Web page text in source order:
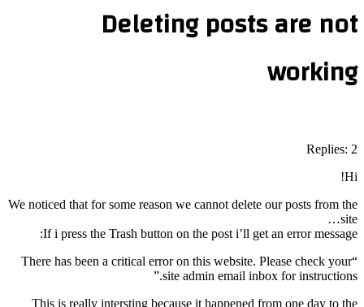
Deleting posts are not
working
Replies: 2
Hi!
We noticed that for some reason we cannot delete our posts from the
site…
If i press the Trash button on the post i’ll get an error message:
“There has been a critical error on this website. Please check your
site admin email inbox for instructions.”
This is really intersting because it happened from one day to the